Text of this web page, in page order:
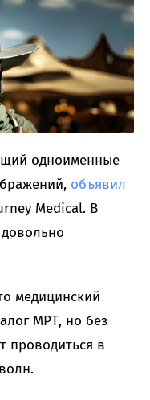
одноименные
объявил
Medical. В
медицинский
МРТ, но без
проводиться в